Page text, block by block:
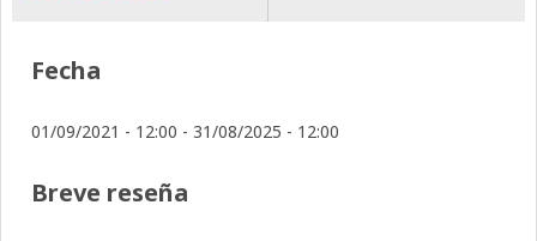
Fecha
01/09/2021 - 12:00 - 31/08/2025 - 12:00
Breve reseña